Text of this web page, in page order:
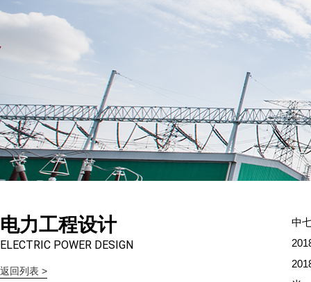
电力工程设计
ELECTRIC POWER DESIGN
返回列表 >
中